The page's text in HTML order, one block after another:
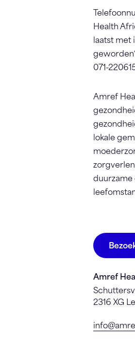
Health
laatst met
071-
Amref
lokale
duurzame
Amref
2316 XG